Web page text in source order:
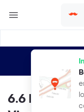
envíos
6.6 Rubio